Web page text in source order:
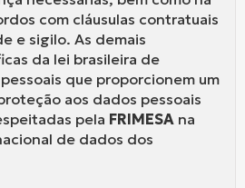
com cláusulas contratuais
e sigilo. As demais
da lei brasileira de
que proporcionem um
aos dados pessoais
pela FRIMESA na
de dados dos